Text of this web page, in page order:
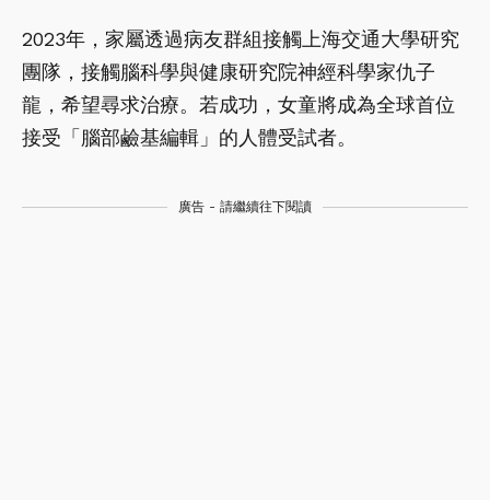
2023年，家屬透過病友群組接觸上海交通大學研究
團隊，接觸腦科學與健康研究院神經科學家仇子
龍，希望尋求治療。若成功，女童將成為全球首位
接受「腦部鹼基編輯」的人體受試者。
廣告 - 請繼續往下閱讀